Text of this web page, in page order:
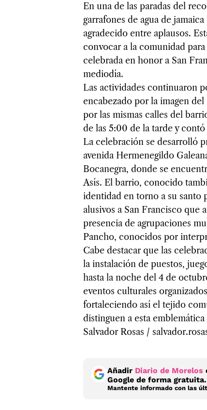
En una de las paradas del
garrafones de agua de
agradecido entre aplausos.
convocar a la comunidad
celebrada en honor a San
mediodía.
Las actividades continuaron
encabezado por la imagen
por las mismas calles del
de las 5:00 de la tarde y
La celebración se desarrolló
avenida Hermenegildo
Bocanegra, donde se
Asís. El barrio, conocido
identidad en torno a su santo
alusivos a San Francisco que
presencia de agrupaciones
Pancho, conocidos por
Cabe destacar que las
la instalación de puestos,
hasta la noche del 4 de
eventos culturales
fortaleciendo así el tejido
distinguen a esta
Salvador Rosas /
Añadir Diario de Morelos
Google de forma gratuita.
Mantente informado con las